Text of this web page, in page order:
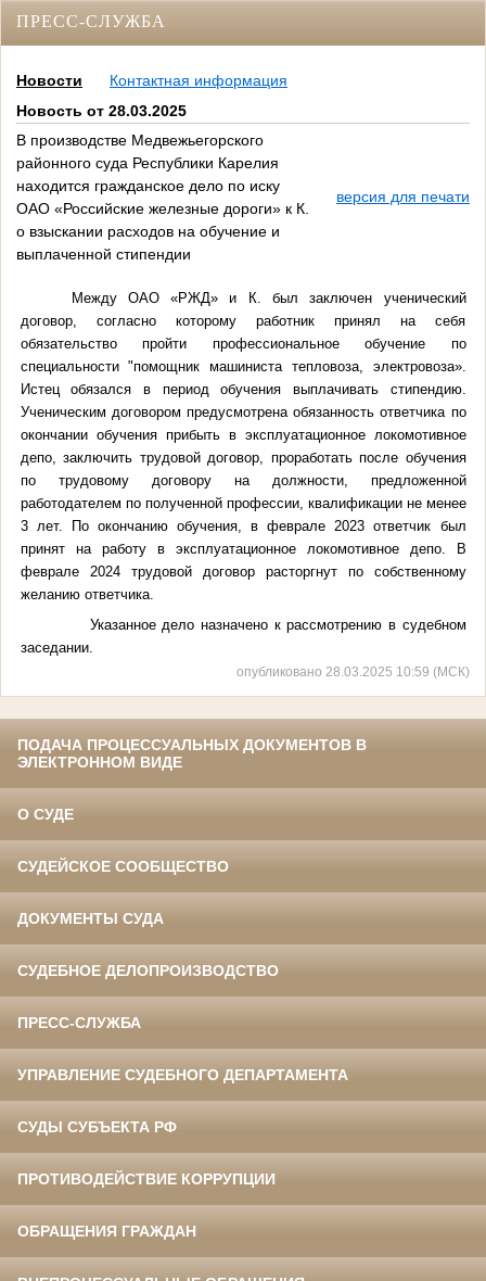
ПРЕСС-СЛУЖБА
Новости
Контактная информация
Новость от 28.03.2025
В производстве Медвежьегорского
районного суда Республики Карелия
находится гражданское дело по иску
ОАО «Российские железные дороги» к К.
о взыскании расходов на обучение и
выплаченной стипендии
версия для печати
Между ОАО «РЖД» и К. был заключен ученический
договор, согласно которому работник принял на себя
обязательство пройти профессиональное обучение по
специальности "помощник машиниста тепловоза, электровоза».
Истец обязался в период обучения выплачивать стипендию.
Ученическим договором предусмотрена обязанность ответчика по
окончании обучения прибыть в эксплуатационное локомотивное
депо, заключить трудовой договор, проработать после обучения
по трудовому договору на должности, предложенной
работодателем по полученной профессии, квалификации не менее
3 лет. По окончанию обучения, в феврале 2023 ответчик был
принят на работу в эксплуатационное локомотивное депо. В
феврале 2024 трудовой договор расторгнут по собственному
желанию ответчика.
Указанное дело назначено к рассмотрению в судебном
заседании.
опубликовано 28.03.2025 10:59 (МСК)
ПОДАЧА ПРОЦЕССУАЛЬНЫХ ДОКУМЕНТОВ В
ЭЛЕКТРОННОМ ВИДЕ
О СУДЕ
СУДЕЙСКОЕ СООБЩЕСТВО
ДОКУМЕНТЫ СУДА
СУДЕБНОЕ ДЕЛОПРОИЗВОДСТВО
ПРЕСС-СЛУЖБА
УПРАВЛЕНИЕ СУДЕБНОГО ДЕПАРТАМЕНТА
СУДЫ СУБЪЕКТА РФ
ПРОТИВОДЕЙСТВИЕ КОРРУПЦИИ
ОБРАЩЕНИЯ ГРАЖДАН